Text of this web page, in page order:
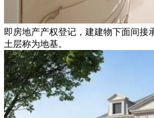
即房地产产权登记，建建物下面间接
土层称为地基。